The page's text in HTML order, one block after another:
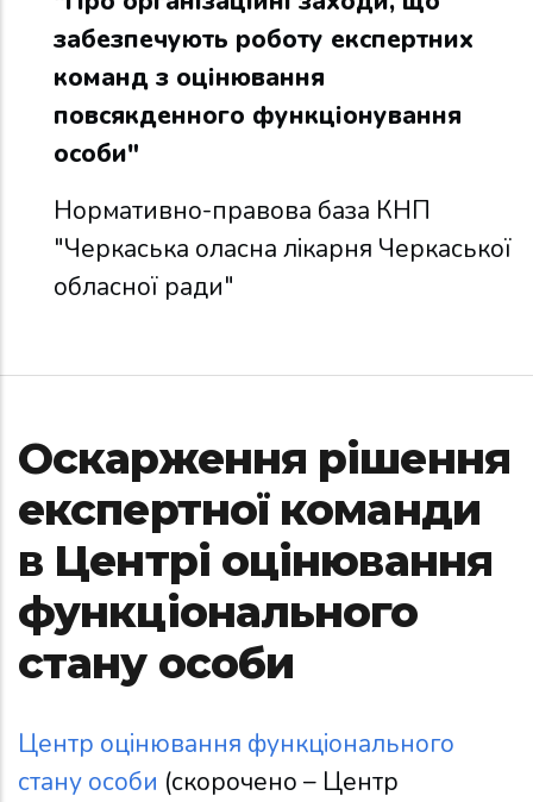
забезпечують роботу експертних
команд з оцінювання
повсякденного функціонування
особи"
Нормативно-правова база КНП
"Черкаська оласна лікарня Черкаської
обласної ради"
Оскарження рішення
експертної команди
в Центрі оцінювання
функціонального
стану особи
Центр оцінювання функціонального
стану особи (скорочено – Центр